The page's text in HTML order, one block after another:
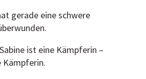
gerade eine schwere
ist eine Kämpferin –
Kämpferin.